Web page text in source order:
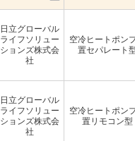
日立グローバル
ライフソリュー
ションズ株式会
社
空冷ヒートポン
置セパレート
日立グローバル
ライフソリュー
ションズ株式会
社
空冷ヒートポン
置リモコン型